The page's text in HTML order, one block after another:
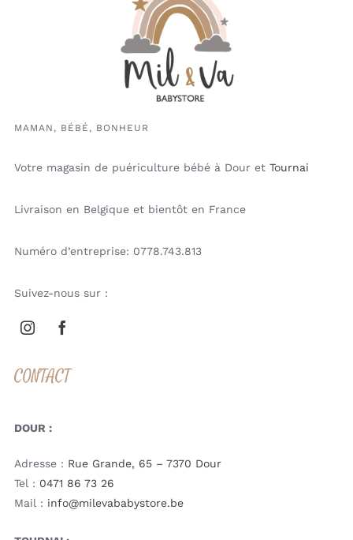
MAMAN, BÉBÉ, BONHEUR
Votre magasin de puériculture bébé à Dour et Tournai
Livraison en Belgique et bientôt en France
Numéro d’entreprise: 0778.743.813
Suivez-nous sur :
CONTACT
DOUR :
Adresse : Rue Grande, 65 – 7370 Dour
Tel : 0471 86 73 26
Mail : info@milevababystore.be